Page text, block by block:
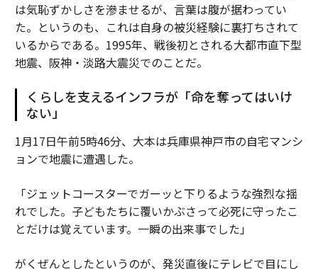
は気恥ずかしさを滲ませるが、言葉は腹が据わってい
た。というのも、これは自身の被災経験に裏打ちされて
いるからである。1995年、戦後初とされる大都市直下型
地震、阪神・淡路大震災でのことだ。
くらしを支えるインフラが「命を奪ってはいけ
ない」
1月17日午前5時46分、大本は兵庫県神戸市の自宅マンシ
ョンで地震に遭遇した。
「ジェットコースターでガーッと下りるような強烈な揺
れでした。子どもたちに覆いかぶさって必死に守ったこ
とだけは覚えています。一瞬の出来事でした」
がくぜんとしたというのが、発災直後にテレビで目にし